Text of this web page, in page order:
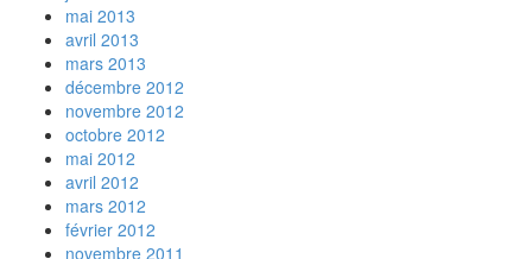
mai 2013
avril 2013
mars 2013
décembre 2012
novembre 2012
octobre 2012
mai 2012
avril 2012
mars 2012
février 2012
novembre 2011